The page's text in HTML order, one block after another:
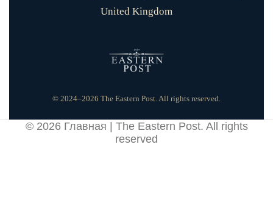
United Kingdom
© 2024–2026 The Eastern Post. All rights reserved.
© 2026 Главная | The Eastern Post. All rights
reserved